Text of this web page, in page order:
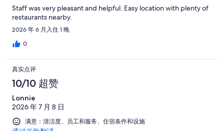
Staff was very pleasant and helpful. Easy location with plenty of
restaurants nearby.
2026 年 6 月入住 1 晚
0
真实点评
10/10 超赞
Lonnie
2026 年 7 月 8 日
满意：清洁度、员工和服务、住宿条件和设施